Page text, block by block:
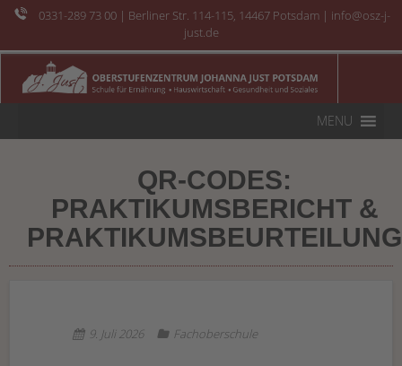
0331-289 73 00 | Berliner Str. 114-115, 14467 Potsdam | info@osz-j-
just.de
MENU
QR-CODES:
PRAKTIKUMSBERICHT &
PRAKTIKUMSBEURTEILUNG
9. Juli 2026 Fachoberschule